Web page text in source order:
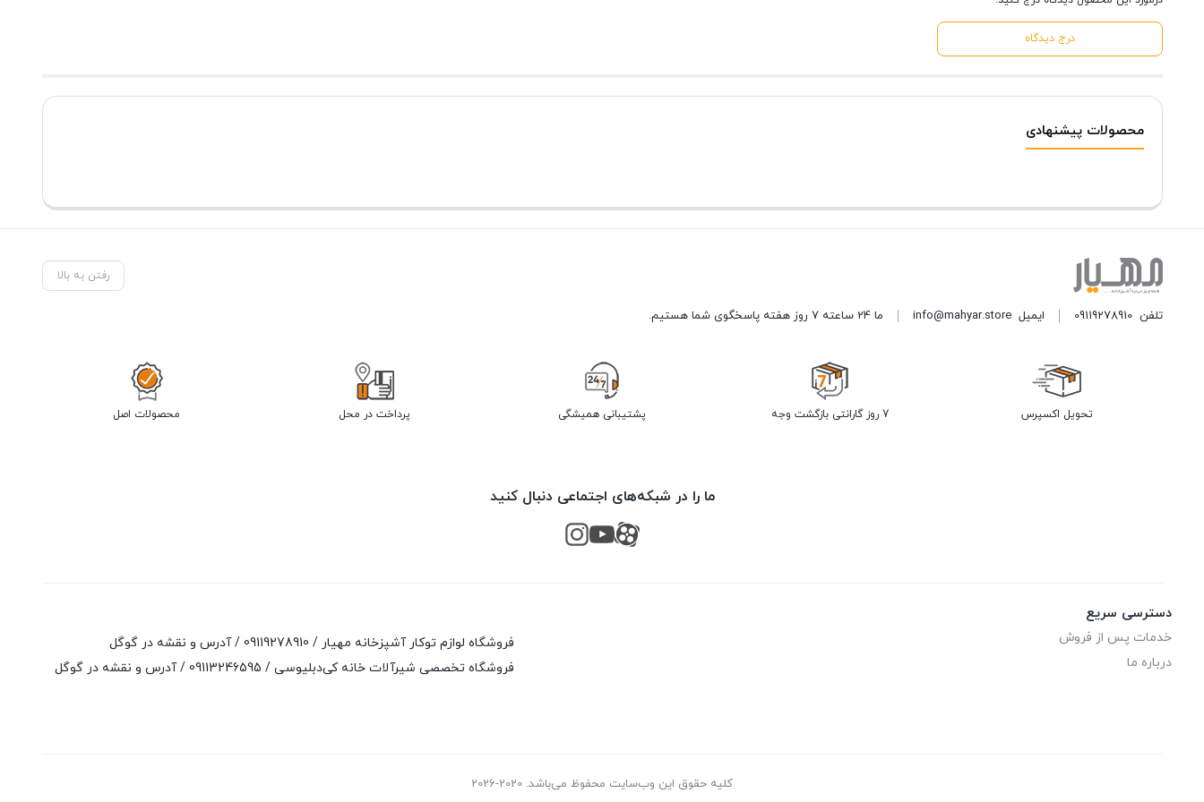
درج دیدگاه
محصولات پیشنهادی
رفتن به بالا
تلفن09119278910 ایمیلinfo@mahyar.store ما 24 ساعته 7 روز هفته پاسخگوی شما هستیم.
تحویل اکسپرس 7 روز گارانتی بازگشت وجه پشتیبانی همیشگی پرداخت در محل محصولات اصل
ما را در شبکه‌های اجتماعی دنبال کنید
دسترسی سریع
خدمات پس از فروش
درباره ما
فروشگاه لوازم توکار آشپزخانه مهیار / 09119278910
/آدرس و نقشه در گوگل
فروشگاه تخصصی شیرآلات خانه کی‌دبلیوسی / 09113246595
/آدرس و نقشه در گوگل
کلیه حقوق این وب‌سایت محفوظ می‌باشد. 2020-2026